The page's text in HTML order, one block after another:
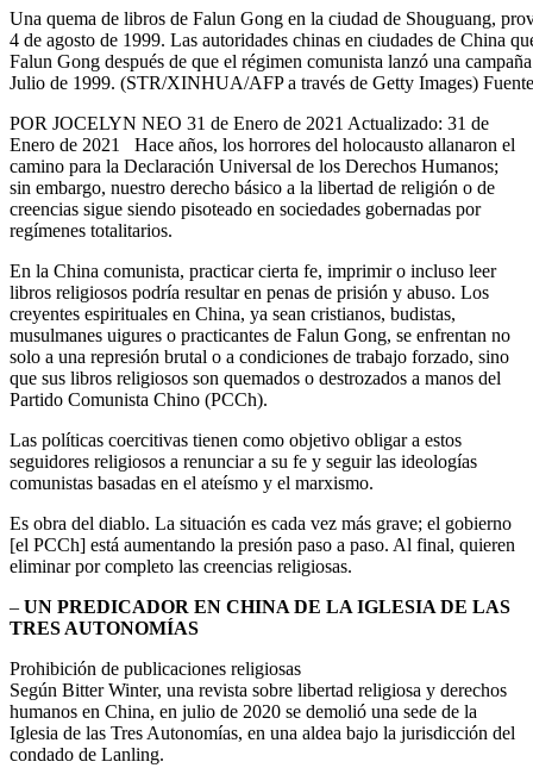
Una quema de libros de Falun Gong en la ciudad de Shouguang,
4 de agosto de 1999. Las autoridades chinas en ciudades de China
Falun Gong después de que el régimen comunista lanzó una
Julio de 1999. (STR/XINHUA/AFP a través de Getty Images)
POR JOCELYN NEO 31 de Enero de 2021 Actualizado: 31 de
Enero de 2021 Hace años, los horrores del holocausto allanaron el
camino para la Declaración Universal de los Derechos Humanos;
sin embargo, nuestro derecho básico a la libertad de religión o de
creencias sigue siendo pisoteado en sociedades gobernadas por
regímenes totalitarios.
En la China comunista, practicar cierta fe, imprimir o incluso leer
libros religiosos podría resultar en penas de prisión y abuso. Los
creyentes espirituales en China, ya sean cristianos, budistas,
musulmanes uigures o practicantes de Falun Gong, se enfrentan no
solo a una represión brutal o a condiciones de trabajo forzado, sino
que sus libros religiosos son quemados o destrozados a manos del
Partido Comunista Chino (PCCh).
Las políticas coercitivas tienen como objetivo obligar a estos
seguidores religiosos a renunciar a su fe y seguir las ideologías
comunistas basadas en el ateísmo y el marxismo.
Es obra del diablo. La situación es cada vez más grave; el gobierno
[el PCCh] está aumentando la presión paso a paso. Al final, quieren
eliminar por completo las creencias religiosas.
– UN PREDICADOR EN CHINA DE LA IGLESIA DE LAS
TRES AUTONOMÍAS
Prohibición de publicaciones religiosas
Según Bitter Winter, una revista sobre libertad religiosa y derechos
humanos en China, en julio de 2020 se demolió una sede de la
Iglesia de las Tres Autonomías, en una aldea bajo la jurisdicción del
condado de Lanling.